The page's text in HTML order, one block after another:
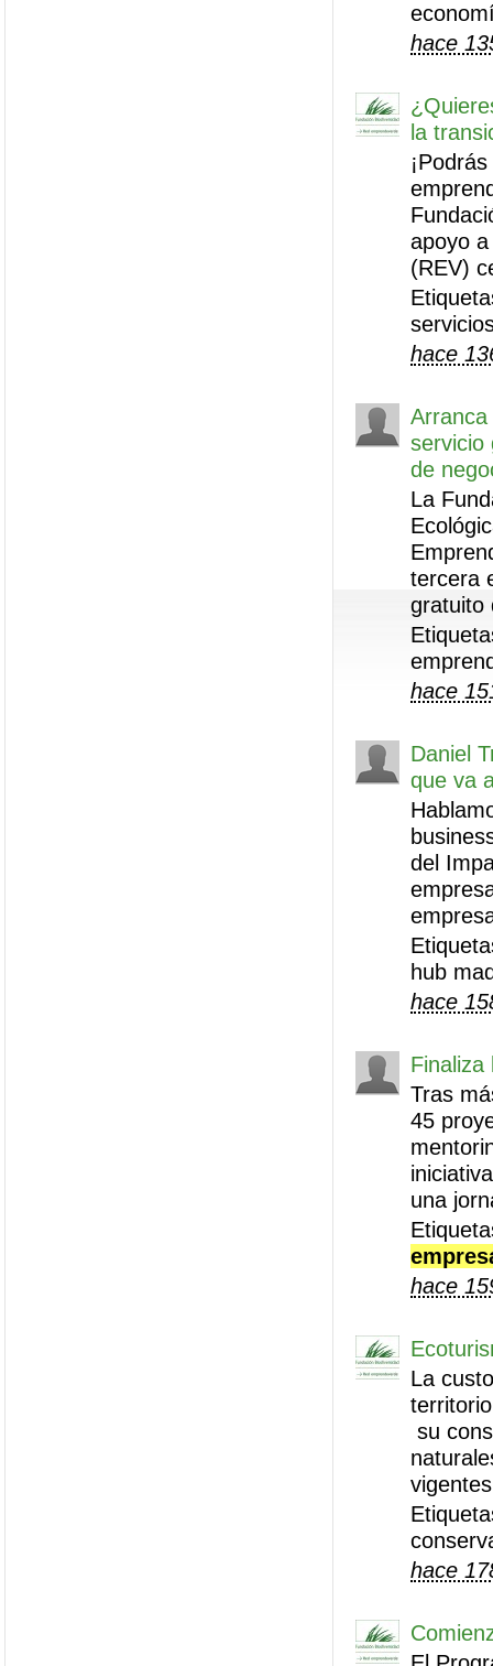
hace
la
apoyo
(REV)
hace
Arranca
servicio
de
La
tercera
gratuito
hace
Daniel
que va
del
hub
hace
Finaliza
Tras
45
una
hace
La
su
hace